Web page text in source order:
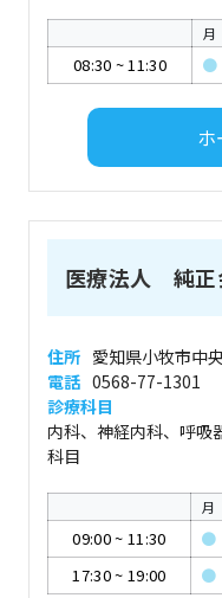
月
08:30 ~11:30 ●
医療法人 純
住所 愛知県小牧市中
電話 0568-77-1301
診療科目
内科、神経内科、呼吸
科目
月
09:00~ 11:30 ●
17:30~ 19:00 ●